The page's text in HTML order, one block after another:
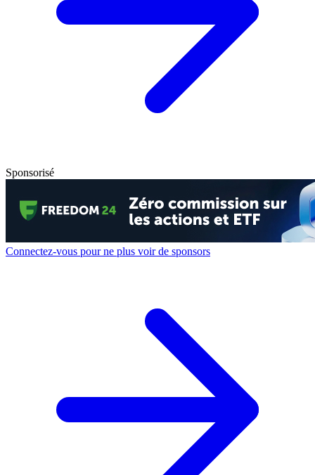
Sponsorisé
Connectez-vous pour ne plus voir de sponsors